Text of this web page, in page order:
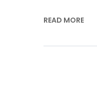
READ MORE